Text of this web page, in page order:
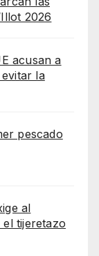
2026
acusan a
la
pescado
al
tijeretazo